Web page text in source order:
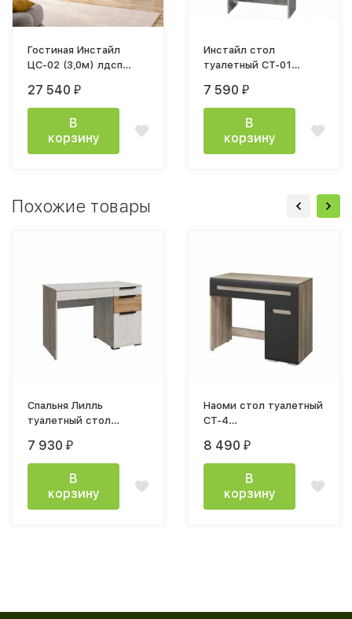
Гостиная Инстайл
ЦС-02 (3,0м) лдсп
27 540 ₽
В
корзину
Инстайл стол
туалетный СТ-01
7 590 ₽
В
корзину
Похожие товары
Спальня Лилль
туалетный стол
(1105х750х560мм) дуб
крафт белый / дуб
крафт табачный
7 930 ₽
В
корзину
Наоми стол туалетный
СТ-4
каньон / мдф графит
8 490 ₽
В
корзину